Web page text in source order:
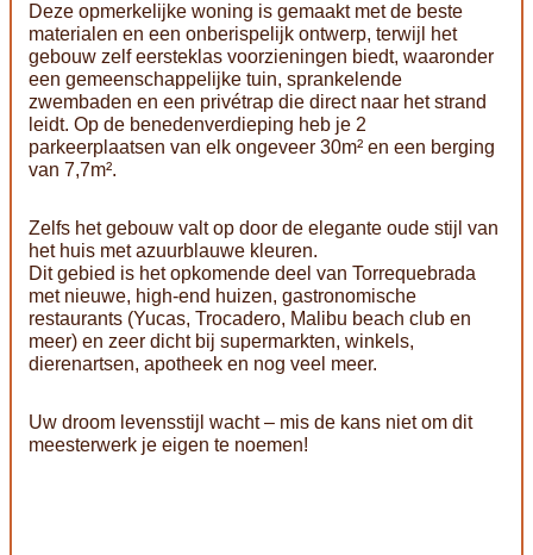
Deze opmerkelijke woning is gemaakt met de beste
materialen en een onberispelijk ontwerp, terwijl het
gebouw zelf eersteklas voorzieningen biedt, waaronder
een gemeenschappelijke tuin, sprankelende
zwembaden en een privétrap die direct naar het strand
leidt. Op de benedenverdieping heb je 2
parkeerplaatsen van elk ongeveer 30m² en een berging
van 7,7m².
Zelfs het gebouw valt op door de elegante oude stijl van
het huis met azuurblauwe kleuren.
Dit gebied is het opkomende deel van Torrequebrada
met nieuwe, high-end huizen, gastronomische
restaurants (Yucas, Trocadero, Malibu beach club en
meer) en zeer dicht bij supermarkten, winkels,
dierenartsen, apotheek en nog veel meer.
Uw droom levensstijl wacht – mis de kans niet om dit
meesterwerk je eigen te noemen!